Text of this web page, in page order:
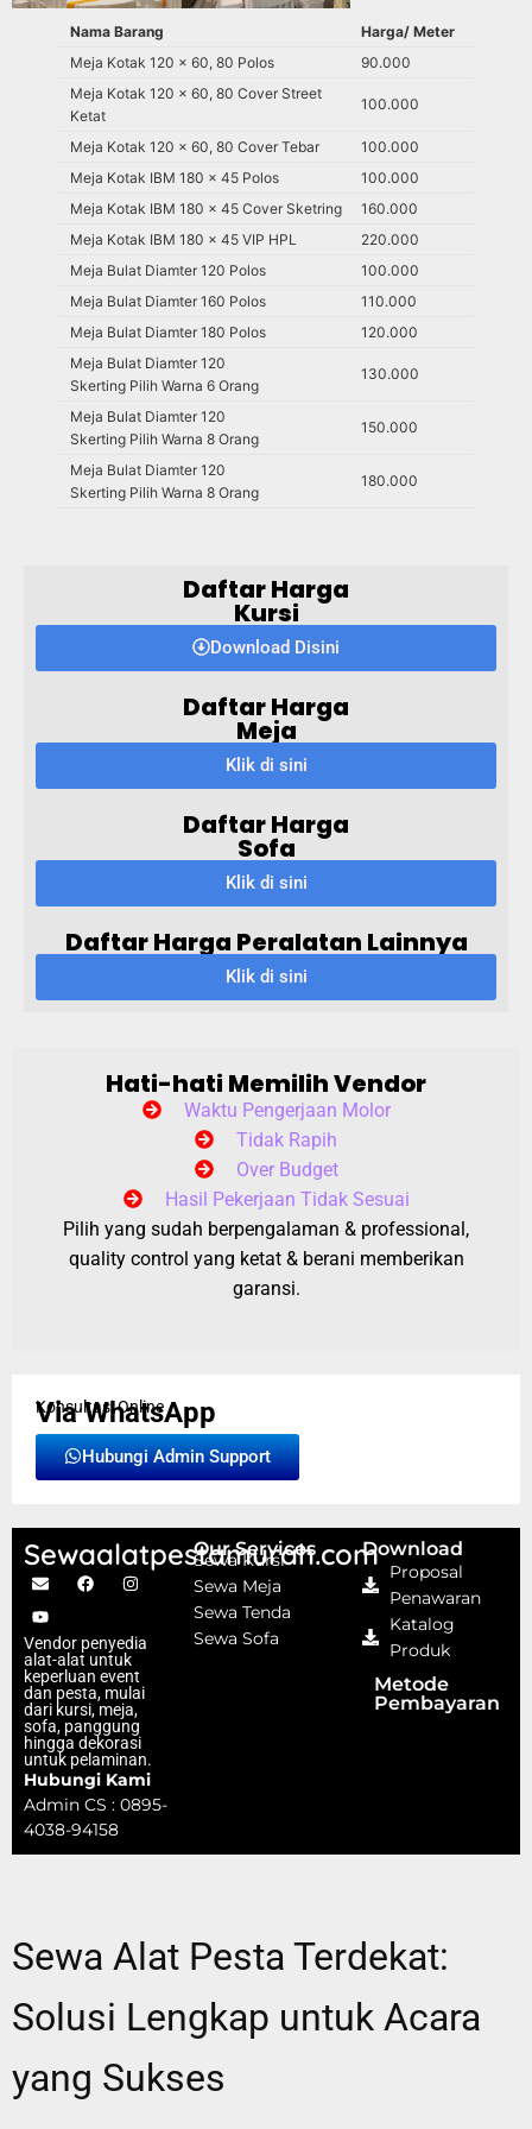
Nama Barang
Harga/ Meter
Meja Kotak 120 x 60, 80 Polos
90.000
Meja Kotak 120 x 60, 80 Cover Street
Ketat
100.000
Meja Kotak 120 x 60, 80 Cover Tebar
100.000
Meja Kotak IBM 180 x 45 Polos
100.000
Meja Kotak IBM 180 x 45 Cover Sketring
160.000
Meja Kotak IBM 180 x 45 VIP HPL
220.000
Meja Bulat Diamter 120 Polos
100.000
Meja Bulat Diamter 160 Polos
110.000
Meja Bulat Diamter 180 Polos
120.000
Meja Bulat Diamter 120
Skerting Pilih Warna 6 Orang
130.000
Meja Bulat Diamter 120
Skerting Pilih Warna 8 Orang
150.000
Meja Bulat Diamter 120
Skerting Pilih Warna 8 Orang
180.000
Daftar Harga
Kursi
Download Disini
Daftar Harga
Meja
Klik di sini
Daftar Harga
Sofa
Klik di sini
Daftar Harga Peralatan Lainnya
Klik di sini
Hati-hati Memilih Vendor
Waktu Pengerjaan Molor
Tidak Rapih
Over Budget
Hasil Pekerjaan Tidak Sesuai
Pilih yang sudah berpengalaman & professional,
quality control yang ketat & berani memberikan
garansi.
Konsultasi Online
Via WhatsApp
Hubungi Admin Support
Sewaalatpestamurah.com
Vendor penyedia
alat-alat untuk
keperluan event
dan pesta, mulai
dari kursi, meja,
sofa, panggung
hingga dekorasi
untuk pelaminan.
Hubungi Kami
Admin CS : 0895-
4038-94158
Our Services
Sewa Kursi
Sewa Meja
Sewa Tenda
Sewa Sofa
Download
Proposal
Penawaran
Katalog
Produk
Metode
Pembayaran
Sewa Alat Pesta Terdekat:
Solusi Lengkap untuk Acara
yang Sukses